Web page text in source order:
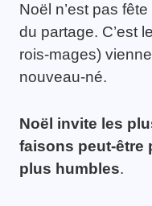
Noël n’est pas
du partage. C’est
rois-mages)
nouveau-né.
Noël invite les
faisons peut-être
plus humbles.